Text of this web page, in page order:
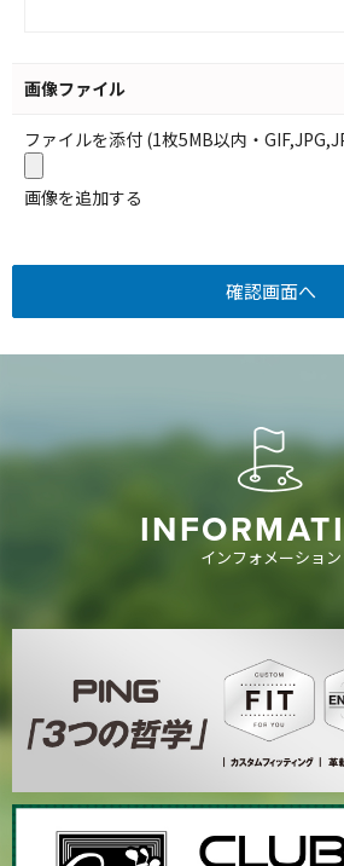
画像ファイル
ファイルを添付 (1枚5MB以内・
画像を追加する
インフォメーション